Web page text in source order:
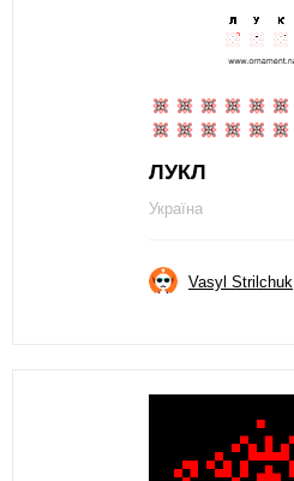
ЛУКЛ
Україна
Vasyl Strilchuk